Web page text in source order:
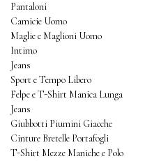
Pantaloni
Camicie Uomo
Maglie e Maglioni Uomo
Intimo
Jeans
Sport e Tempo Libero
Felpe e T-Shirt Manica Lunga
Jeans
Giubbotti Piumini Giacche
Cinture Bretelle Portafogli
T-Shirt Mezze Maniche e Polo